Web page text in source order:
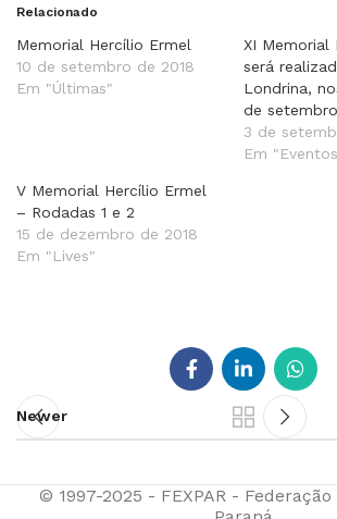
Relacionado
Memorial Hercílio Ermel
10 de setembro de 2018
Em "Últimas"
XI Memorial
será
Londrina,
de setembro
3 de
Em
V Memorial Hercílio Ermel
– Rodadas 1 e 2
15 de dezembro de 2018
Em "Lives"
Newer
© 1997-2025 - FEXPAR -